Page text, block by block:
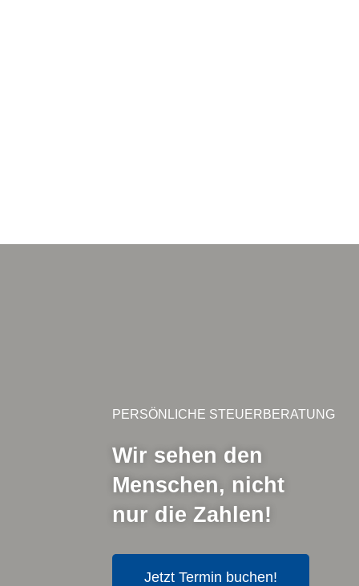
PERSÖNLICHE STEUERBERATUNG
Wir sehen den
Menschen, nicht
nur die Zahlen!
Jetzt Termin buchen!